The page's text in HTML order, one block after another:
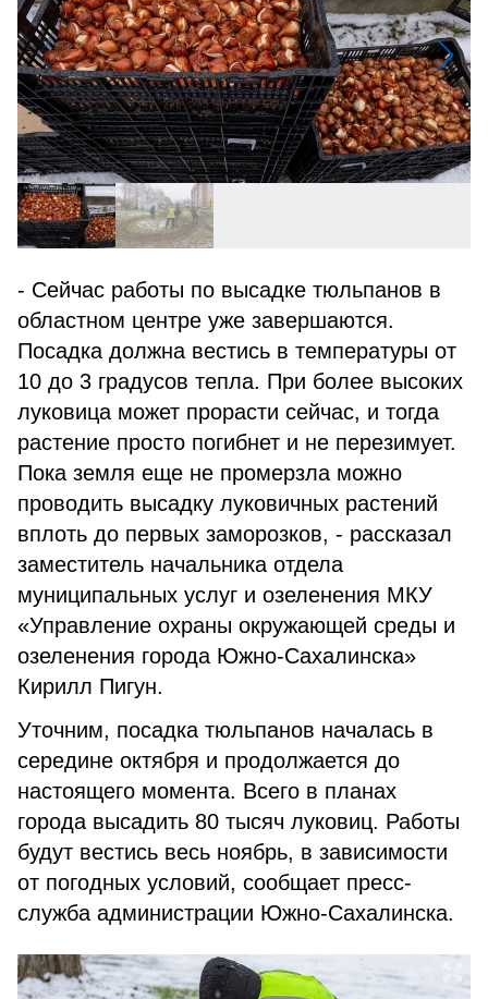
- Сейчас работы по высадке тюльпанов в
областном центре уже завершаются.
Посадка должна вестись в температуры от
10 до 3 градусов тепла. При более высоких
луковица может прорасти сейчас, и тогда
растение просто погибнет и не перезимует.
Пока земля еще не промерзла можно
проводить высадку луковичных растений
вплоть до первых заморозков, - рассказал
заместитель начальника отдела
муниципальных услуг и озеленения МКУ
«Управление охраны окружающей среды и
озеленения города Южно-Сахалинска»
Кирилл Пигун.
Уточним, посадка тюльпанов началась в
середине октября и продолжается до
настоящего момента. Всего в планах
города высадить 80 тысяч луковиц. Работы
будут вестись весь ноябрь, в зависимости
от погодных условий, сообщает пресс-
служба администрации Южно-Сахалинска.